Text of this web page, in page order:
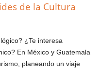
de la Cultura
¿Te interesa
En México y Guatemala
planeando un viaje